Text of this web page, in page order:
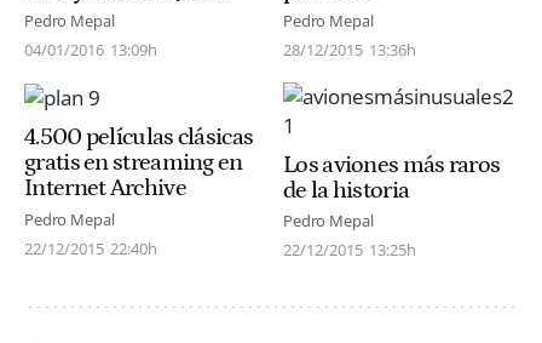
Pedro Mepal
04/01/2016 13:09h
Pedro Mepal
28/12/2015 13:36h
4.500 películas clásicas
gratis en streaming en
Internet Archive
Pedro Mepal
22/12/2015 22:40h
Los aviones más raros
de la historia
Pedro Mepal
22/12/2015 13:25h